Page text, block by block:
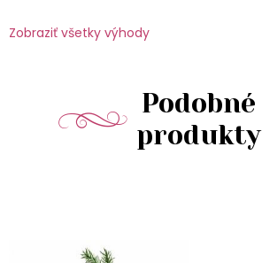
Zobraziť všetky výhody
Podobné
produkty